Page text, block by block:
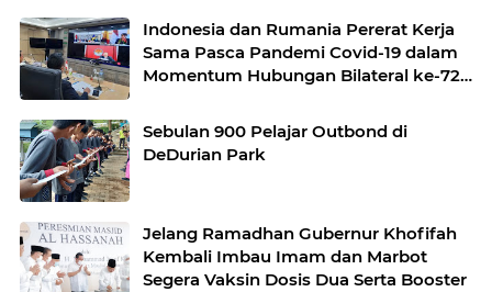
Indonesia dan Rumania Pererat Kerja
Sama Pasca Pandemi Covid-19 dalam
Momentum Hubungan Bilateral ke-72
Sebulan 900 Pelajar Outbond di
DeDurian Park
Jelang Ramadhan Gubernur Khofifah
Kembali Imbau Imam dan Marbot
Segera Vaksin Dosis Dua Serta Booster